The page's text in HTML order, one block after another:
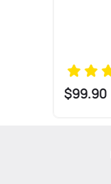
$99.90